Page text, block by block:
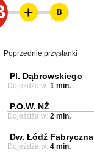
B
Poprzednie przystanki
Pl. Dąbrowskiego
Dojeżdża w: 1 min.
P.O.W. NŻ
Dojeżdża w: 2 min.
Dw. Łódź Fabryczna
Dojeżdża w: 4 min.